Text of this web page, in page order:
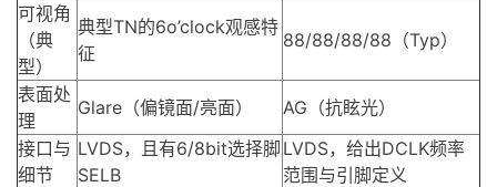
可视角
（典
型）
典型TN的6o’clock观感特
征
88/88/88/88（Typ）
表面处
理
Glare（偏镜面/亮面）
AG（抗眩光）
接口与
细节
LVDS，且有6/8bit选择脚
SELB
LVDS，给出DCLK频率
范围与引脚定义